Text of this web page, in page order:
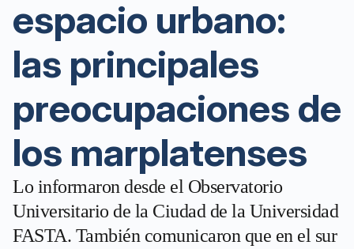
espacio urbano:
las principales
preocupaciones de
los marplatenses
Lo informaron desde el Observatorio
Universitario de la Ciudad de la Universidad
FASTA. También comunicaron que en el sur